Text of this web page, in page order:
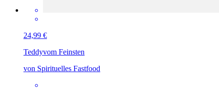
24,99 €
Teddyvom Feinsten
von Spirituelles Fastfood